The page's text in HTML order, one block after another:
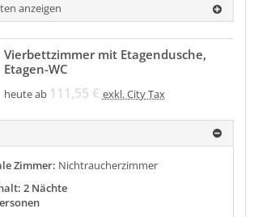
anzeigen
Vierbettzimmer mit Etagendusche,
Etagen-WC
heute ab 111,55 € exkl. City Tax
Zimmer: Nichtraucherzimmer
2 Nächte